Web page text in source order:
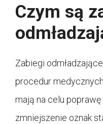
Czym są
Zabiegi
procedur
mają na celu
zmniejszenie oznak